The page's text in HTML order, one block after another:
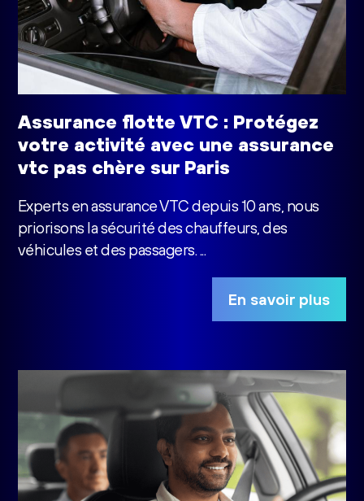
Assurance flotte VTC : Protégez
votre activité avec une assurance
vtc pas chère sur Paris
Experts en assurance VTC depuis 10 ans, nous
priorisons la sécurité des chauffeurs, des
véhicules et des passagers. ...
En savoir plus